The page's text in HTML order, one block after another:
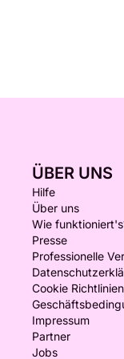
ÜBER UNS
Hilfe
Über uns
Wie
Presse
Professionelle
Cookie Richtlinien
Impressum
Partner
Jobs